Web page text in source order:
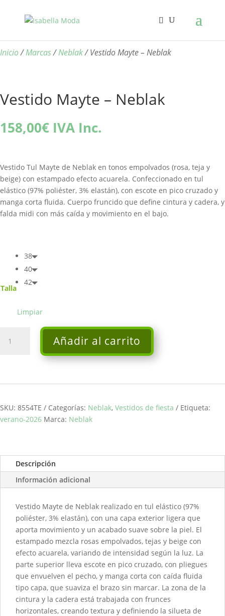
Inicio/Marcas/Neblak/ Vestido Mayte – Neblak
Vestido Mayte – Neblak
158,00€ IVA Inc.
Vestido Tul Mayte de Neblak en tonos empolvados (rosa, teja y
beige) con estampado efecto acuarela. Confeccionado en tul
elástico (97% poliéster, 3% elastán), con escote en pico cruzado y
manga corta fluida. Cuerpo fruncido que define cintura y cadera, y
falda midi con más caída y movimiento en el bajo.
Talla
38
40
42
Limpiar
Mayte
Añadir al carrito
SKU: 8554TE Categorías: Neblak, Vestidos de fiesta
Etiqueta:
verano-2026 Marca: Neblak
Descripción
Información adicional
Vestido Mayte de Neblak realizado en tul elástico (97%
poliéster, 3% elastán), con una capa exterior ligera que
aporta movimiento y un acabado suave sobre la piel. El
estampado mezcla rosas empolvados, tejas y beige con
efecto acuarela, variando de intensidad según la luz. La
parte superior lleva escote en pico cruzado, con pliegues
que envuelven el pecho, y manga corta con caída fluida
tipo capa, que suaviza el brazo sin marcar. La zona de la
cintura y la cadera está trabajada con frunces
horizontales, creando textura y definiendo la silueta de